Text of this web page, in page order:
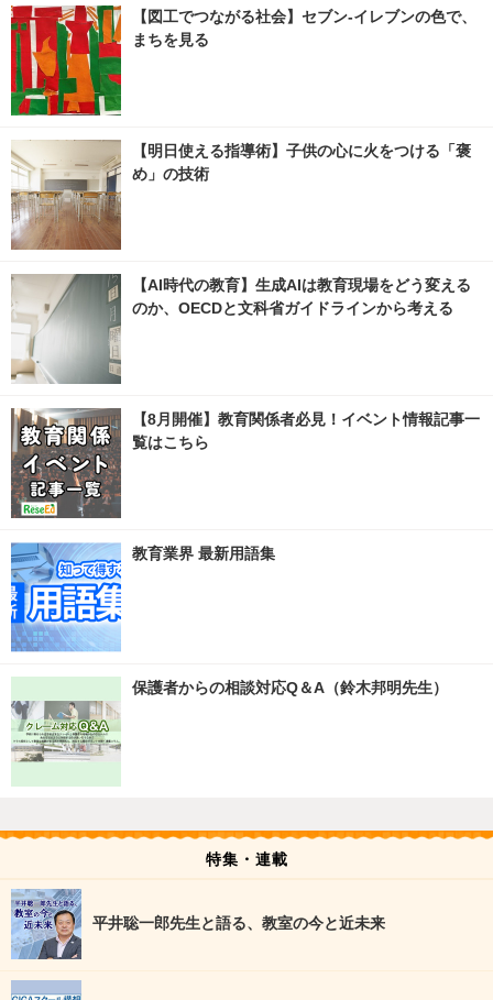
【図工でつながる社会】セブン‐イレブンの色で、
まちを見る
【明日使える指導術】子供の心に火をつける「褒
め」の技術
【AI時代の教育】生成AIは教育現場をどう変える
のか、OECDと文科省ガイドラインから考える
【8月開催】教育関係者必見！イベント情報記事一
覧はこちら
教育業界 最新用語集
保護者からの相談対応Q＆A（鈴木邦明先生）
特集・連載
平井聡一郎先生と語る、教室の今と近未来